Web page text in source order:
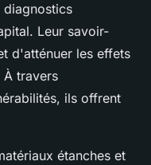
diagnostics
Leur savoir-
d'atténuer les effets
À travers
ils offrent
étanches et